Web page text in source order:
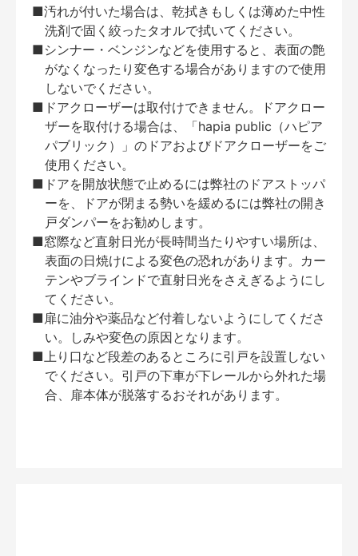
■汚れが付いた場合は、乾拭きもしくは薄めた中性
洗剤で固く絞ったタオルで拭いてください。
■シンナー・ベンジンなどを使用すると、表面の艶
がなくなったり変色する場合がありますので使用
しないでください。
■ドアクローザーは取付けできません。ドアクロー
ザーを取付ける場合は、「hapia public（ハピア
パブリック）」のドアおよびドアクローザーをご
使用ください。
■ドアを開放状態で止めるには弊社のドアストッパ
ーを、ドアが閉まる勢いを緩めるには弊社の開き
戸ダンパーをお勧めします。
■窓際など直射日光が長時間当たりやすい場所は、
表面の日焼けによる変色の恐れがあります。カー
テンやブラインドで直射日光をさえぎるようにし
てください。
■扉に油分や薬品など付着しないようにしてくださ
い。しみや変色の原因となります。
■上り口など段差のあるところに引戸を設置しない
でください。引戸の下車が下レールから外れた場
合、扉本体が脱落するおそれがあります。